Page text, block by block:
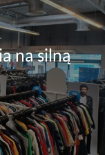
na silną